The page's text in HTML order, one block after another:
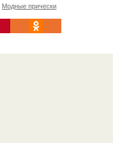
Модные прически